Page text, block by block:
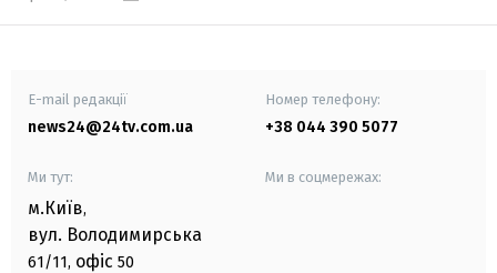
E-mail редакції
news24@24tv.com.ua
Номер телефону:
+38 044 390 5077
Ми тут:
м.Київ,
вул. Володимирська
61/11, офіс 50
Ми в соцмережах: